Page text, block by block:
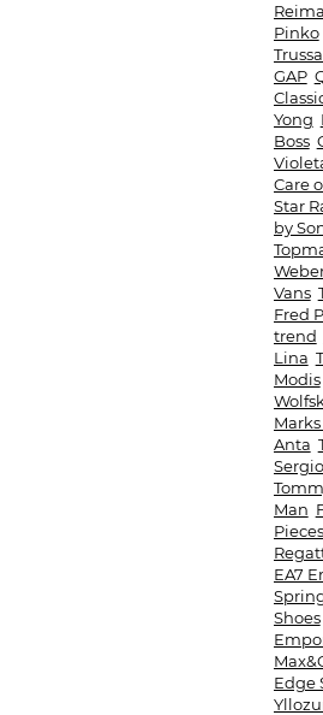
Reima
Pinko
GAP
Yong
Boss
Care
Star
by
Vans
Fred
trend
Lina
Modis
Anta
Man
Pieces
EA7
Shoes
Edge